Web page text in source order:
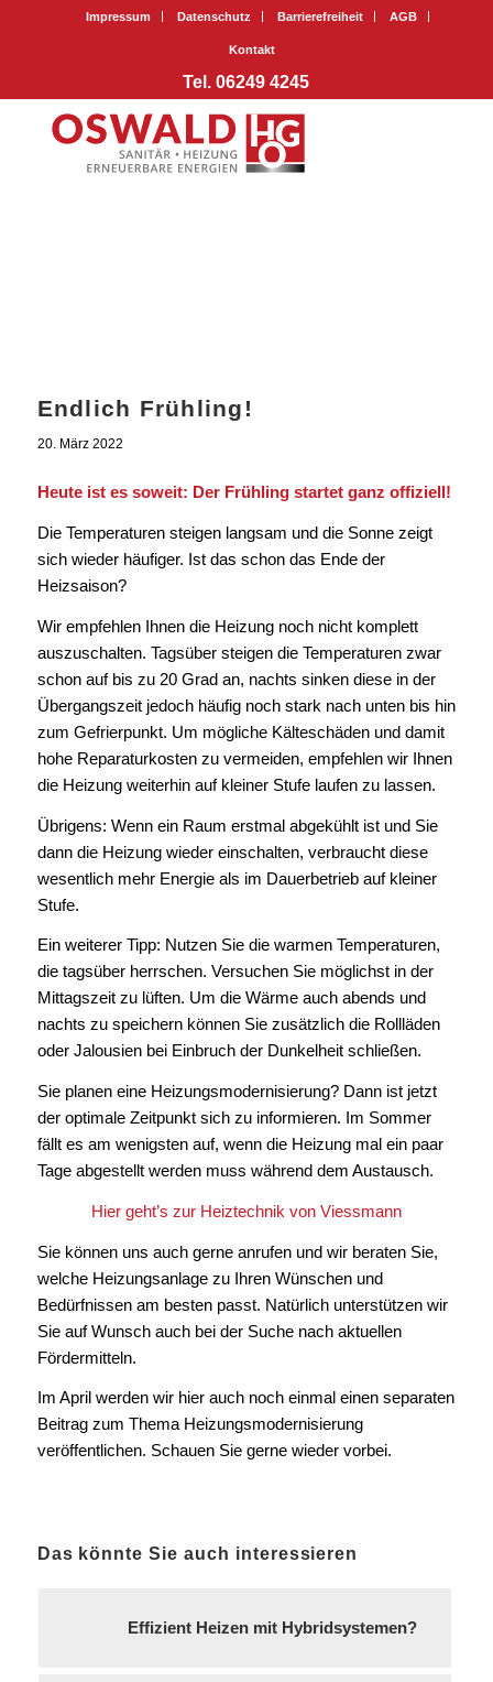
Impressum Datenschutz Barrierefreiheit AGB
Kontakt
Tel. 06249 4245
Endlich Frühling!
20. März 2022
Heute ist es soweit: Der Frühling startet ganz offiziell!
Die Temperaturen steigen langsam und die Sonne zeigt
sich wieder häufiger. Ist das schon das Ende der
Heizsaison?
Wir empfehlen Ihnen die Heizung noch nicht komplett
auszuschalten. Tagsüber steigen die Temperaturen zwar
schon auf bis zu 20 Grad an, nachts sinken diese in der
Übergangszeit jedoch häufig noch stark nach unten bis hin
zum Gefrierpunkt. Um mögliche Kälteschäden und damit
hohe Reparaturkosten zu vermeiden, empfehlen wir Ihnen
die Heizung weiterhin auf kleiner Stufe laufen zu lassen.
Übrigens: Wenn ein Raum erstmal abgekühlt ist und Sie
dann die Heizung wieder einschalten, verbraucht diese
wesentlich mehr Energie als im Dauerbetrieb auf kleiner
Stufe.
Ein weiterer Tipp: Nutzen Sie die warmen Temperaturen,
die tagsüber herrschen. Versuchen Sie möglichst in der
Mittagszeit zu lüften. Um die Wärme auch abends und
nachts zu speichern können Sie zusätzlich die Rollläden
oder Jalousien bei Einbruch der Dunkelheit schließen.
Sie planen eine Heizungsmodernisierung? Dann ist jetzt
der optimale Zeitpunkt sich zu informieren. Im Sommer
fällt es am wenigsten auf, wenn die Heizung mal ein paar
Tage abgestellt werden muss während dem Austausch.
Hier geht’s zur Heiztechnik von Viessmann
Sie können uns auch gerne anrufen und wir beraten Sie,
welche Heizungsanlage zu Ihren Wünschen und
Bedürfnissen am besten passt. Natürlich unterstützen wir
Sie auf Wunsch auch bei der Suche nach aktuellen
Fördermitteln.
Im April werden wir hier auch noch einmal einen separaten
Beitrag zum Thema Heizungsmodernisierung
veröffentlichen. Schauen Sie gerne wieder vorbei.
Das könnte Sie auch interessieren
Effizient Heizen mit Hybridsystemen?